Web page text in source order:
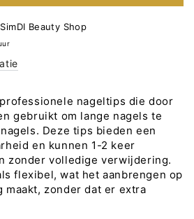
SimDI Beauty Shop
professionele nageltips die door
gebruikt om lange nagels te
Deze tips bieden een
en kunnen 1-2 keer
zonder volledige verwijdering.
flexibel, wat het aanbrengen op
maakt, zonder dat er extra